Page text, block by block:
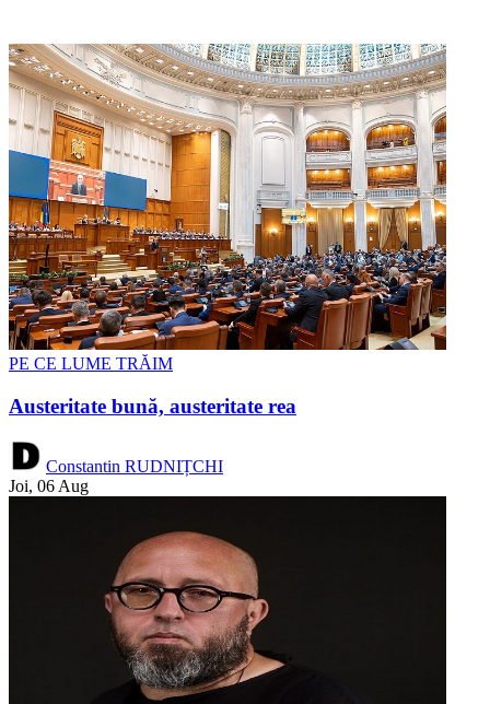
PE CE LUME TRĂIM
Austeritate bună, austeritate rea
Constantin RUDNIȚCHI
Joi, 06 Aug